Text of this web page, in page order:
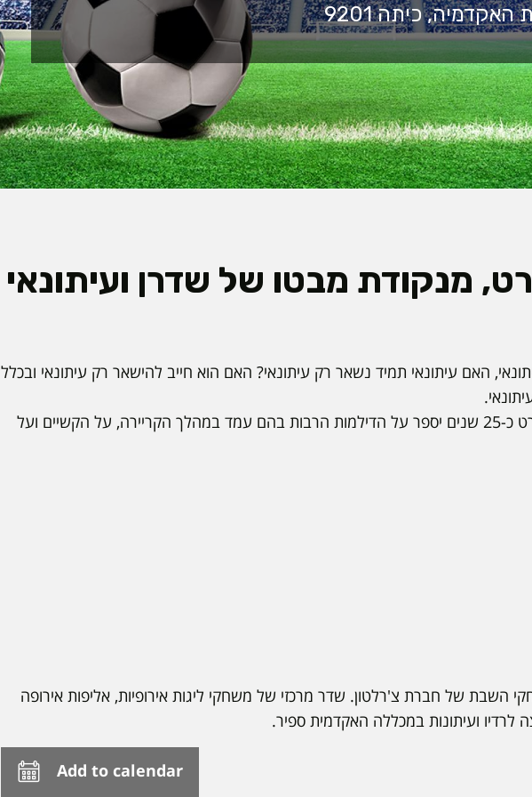
מנקודת מבטו של שדרן ועיתונאי
האם עיתונאי תמיד נשאר רק עיתונאי? האם הוא חייב להישאר רק עיתונאי ובכלל
שרון ניסים עיתונאי ושדר ספורט כ-25 שנים יספר על הדילמות הרבות בהם עמד במהלך הקריירה, על הקשיים ועל
השבת של חברת צ'רלטון. שדר מרכזי של משחקי ליגות אירופיות, אליפות אירופה
לרדיו ועיתונות במכללה האקדמית ספיר.
Add to calendar